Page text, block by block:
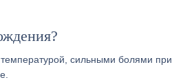
сильными болями при